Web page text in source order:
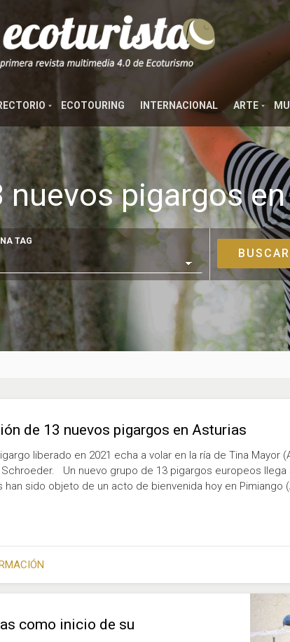
ECOTOURING INTERNACIONAL ARTE
nuevos pigargos
TAG
de 13 nuevos pigargos en Asturias
liberado en 2021 echa a volar en la ría de Tina Mayor
Un nuevo grupo de 13 pigargos europeos llega
han sido objeto de un acto de bienvenida hoy en Pimiango
como inicio de su